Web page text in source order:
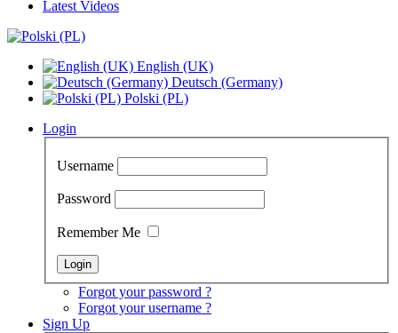
Latest Videos
English (UK)
Deutsch (Germany)
Polski (PL)
Login
Username
Password
Remember Me
Forgot your password ?
Forgot your username ?
Sign Up